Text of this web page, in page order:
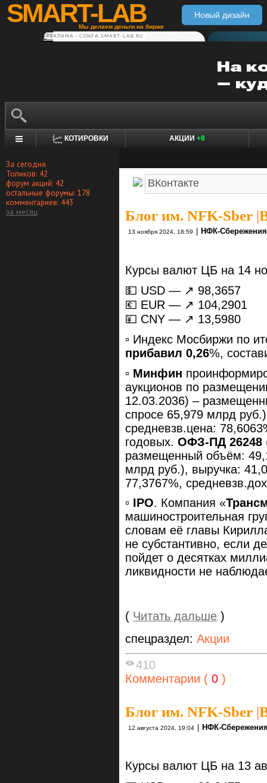
SMART-LAB
Мы делаем деньги на бирже
Новый дизайн
РЕКЛАМА • CONFA.SMART-LAB.RU
КОТИРОВКИ АКЦИИ +8
За сегодня
Топиков: 42
форум акций: 42
остальные форумы: 178
комментариев: 443
за месяц
Блог им. NFK-Sber |
13 ноября 2024, 18:59 НФК-Сбережения
Курсы валют ЦБ на 14
💵 USD — ↗️ 98,3657
💶 EUR — ↗️ 104,2901
💴 CNY — ↗️ 13,5980
▫️ Индекс Мосбиржи по
прибавил 0,26%,
▫️ Минфин
аукционов по
12.03.2036) –
спросе 65,979 млрд
средневзв.цена:
годовых. ОФЗ-ПД 26248
размещенный объём:
млрд руб.), выручка:
77,3767%,
▫️ IPO. Компания «
машиностроительная
словам её главы
не субстантивно, если
пойдет о десятках
ликвидности не
( Читать дальше )
спецраздел: Акции
410
Комментарии ( 0 )
Блог им. NFK-Sber |
12 августа 2024, 19:04 НФК-
Курсы валют ЦБ на 13